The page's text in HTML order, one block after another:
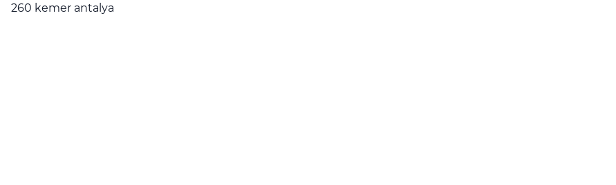
260 kemer antalya